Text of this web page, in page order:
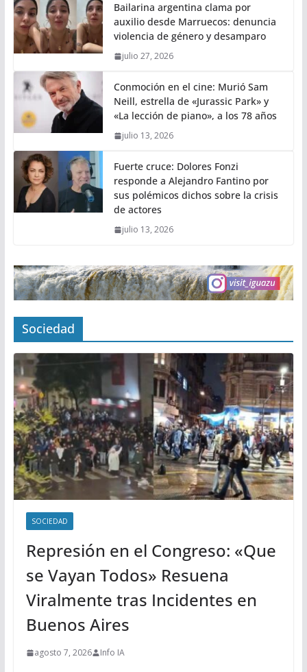
Bailarina argentina clama por
auxilio desde Marruecos: denuncia
violencia de género y desamparo
julio 27, 2026
Conmoción en el cine: Murió Sam
Neill, estrella de «Jurassic Park» y
«La lección de piano», a los 78 años
julio 13, 2026
Fuerte cruce: Dolores Fonzi
responde a Alejandro Fantino por
sus polémicos dichos sobre la crisis
de actores
julio 13, 2026
Sociedad
SOCIEDAD
Represión en el Congreso: «Que
se Vayan Todos» Resuena
Viralmente tras Incidentes en
Buenos Aires
agosto 7, 2026 Info IA